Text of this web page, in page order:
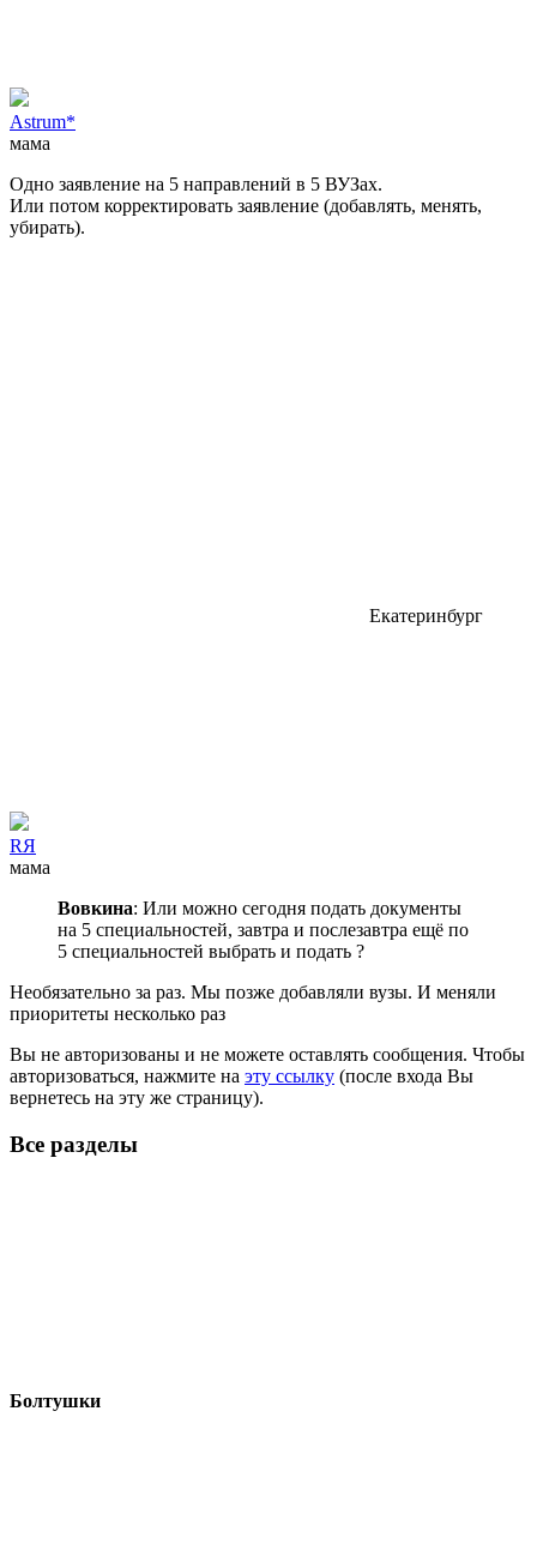
Astrum*
мама
Одно заявление на 5 направлений в 5 ВУЗах.
Или потом корректировать заявление (добавлять, менять,
убирать).
Екатеринбург
RЯ
мама
Вовкина: Или можно сегодня подать документы
на 5 специальностей, завтра и послезавтра ещё по
5 специальностей выбрать и подать ?
Необязательно за раз. Мы позже добавляли вузы. И меняли
приоритеты несколько раз
Вы не авторизованы и не можете оставлять сообщения. Чтобы
авторизоваться, нажмите на эту ссылку (после входа Вы
вернетесь на эту же страницу).
Все разделы
Болтушки